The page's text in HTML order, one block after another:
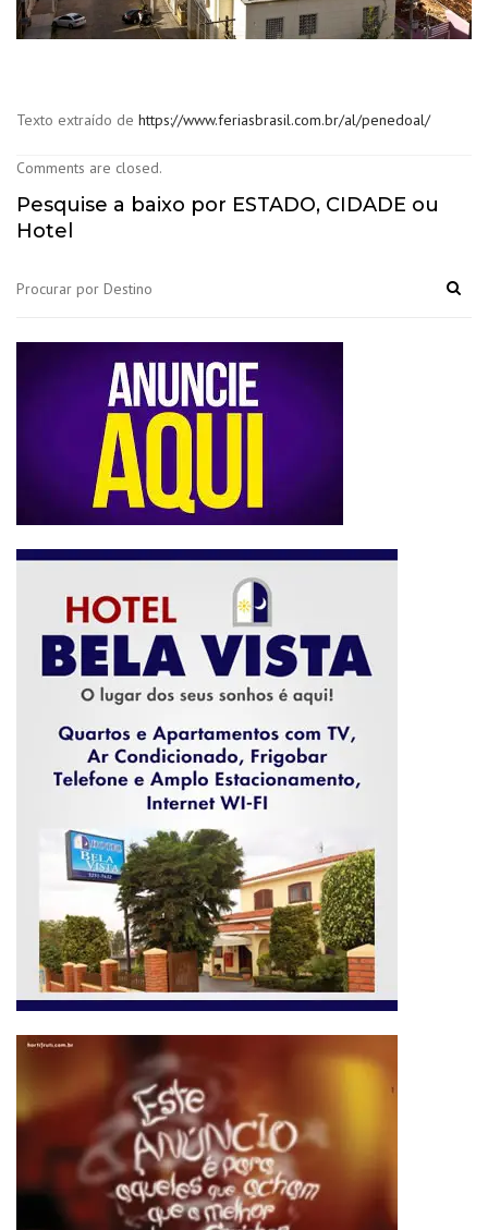
Texto extraído de https://www.feriasbrasil.com.br/al/penedoal/
Comments are closed.
Pesquise a baixo por ESTADO, CIDADE ou
Hotel